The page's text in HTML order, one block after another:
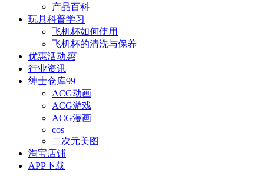
产品百科
玩具科普学习
飞机杯如何使用
飞机杯的清洗与保养
优惠活动惠
行业资讯
绅士仓库99
ACG动画
ACG游戏
ACG漫画
cos
二次元美图
淘宝店铺
APP下载